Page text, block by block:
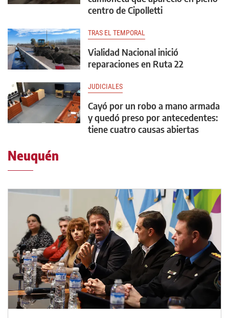
centro de Cipolletti
TRAS EL TEMPORAL
Vialidad Nacional inició
reparaciones en Ruta 22
JUDICIALES
Cayó por un robo a mano armada
y quedó preso por antecedentes:
tiene cuatro causas abiertas
Neuquén